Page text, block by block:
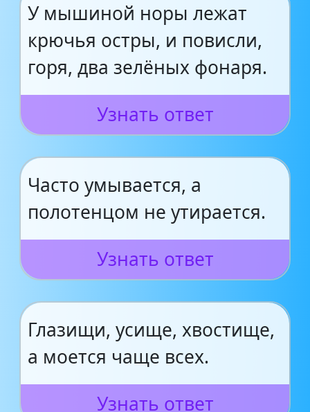
У мышиной норы лежат
крючья остры, и повисли,
горя, два зелёных фонаря.
Узнать ответ
Часто умывается, а
полотенцом не утирается.
Узнать ответ
Глазищи, усище, хвостище,
а моется чаще всех.
Узнать ответ